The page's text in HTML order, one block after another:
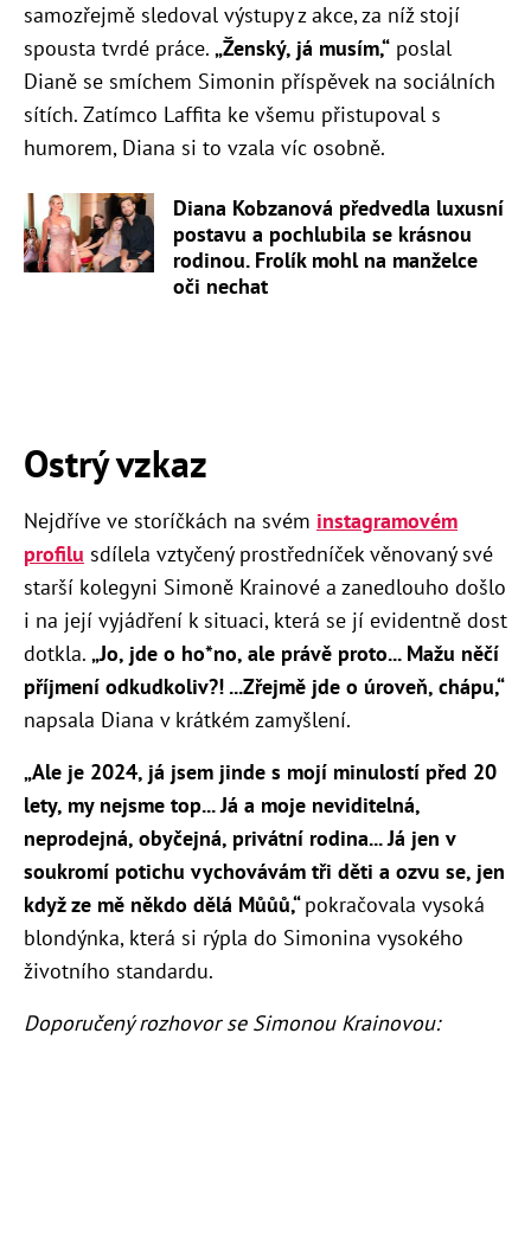
samozřejmě sledoval výstupy z akce, za níž stojí
spousta tvrdé práce. „Ženský, já musím,“ poslal
Dianě se smíchem Simonin příspěvek na sociálních
sítích. Zatímco Laffita ke všemu přistupoval s
humorem, Diana si to vzala víc osobně.
Diana Kobzanová předvedla luxusní
postavu a pochlubila se krásnou
rodinou. Frolík mohl na manželce
oči nechat
Ostrý vzkaz
Nejdříve ve storíčkách na svém instagramovém
profilu sdílela vztyčený prostředníček věnovaný své
starší kolegyni Simoně Krainové a zanedlouho došlo
i na její vyjádření k situaci, která se jí evidentně dost
dotkla. „Jo, jde o ho*no, ale právě proto... Mažu něčí
příjmení odkudkoliv?! ...Zřejmě jde o úroveň, chápu,“
napsala Diana v krátkém zamyšlení.
„Ale je 2024, já jsem jinde s mojí minulostí před 20
lety, my nejsme top... Já a moje neviditelná,
neprodejná, obyčejná, privátní rodina... Já jen v
soukromí potichu vychovávám tři děti a ozvu se, jen
když ze mě někdo dělá Můůů,“pokračovala vysoká
blondýnka, která si rýpla do Simonina vysokého
životního standardu.
Doporučený rozhovor se Simonou Krainovou: